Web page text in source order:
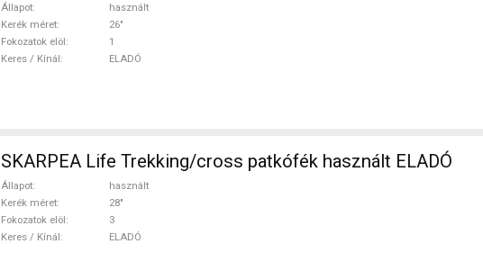
Állapot
használt
Kerék méret
26"
Fokozatok elöl
1
Keres / Kínál
ELADÓ
SKARPEA Life Trekking/cross patkófék használt ELADÓ
Állapot
használt
Kerék méret
28"
Fokozatok elöl
3
Keres / Kínál
ELADÓ